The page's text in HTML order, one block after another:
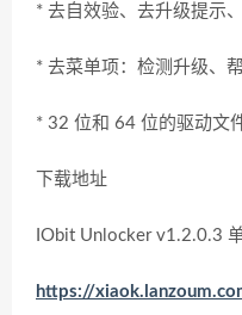
* 去自效验、去升级提示
* 去菜单项：检测升级、
* 32 位和 64 位的驱动文
下载地址
IObit Unlocker v1.2.0.3
https://